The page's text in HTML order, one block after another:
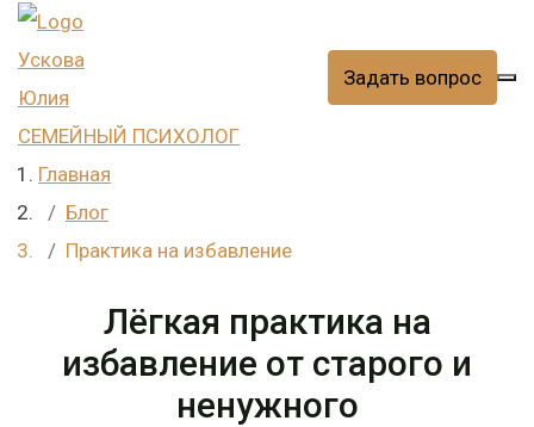
Ускова
Юлия
СЕМЕЙНЫЙ ПСИХОЛОГ
Задать вопрос
Главная
Блог
Практика на избавление
Лёгкая практика на
избавление от старого и
ненужного